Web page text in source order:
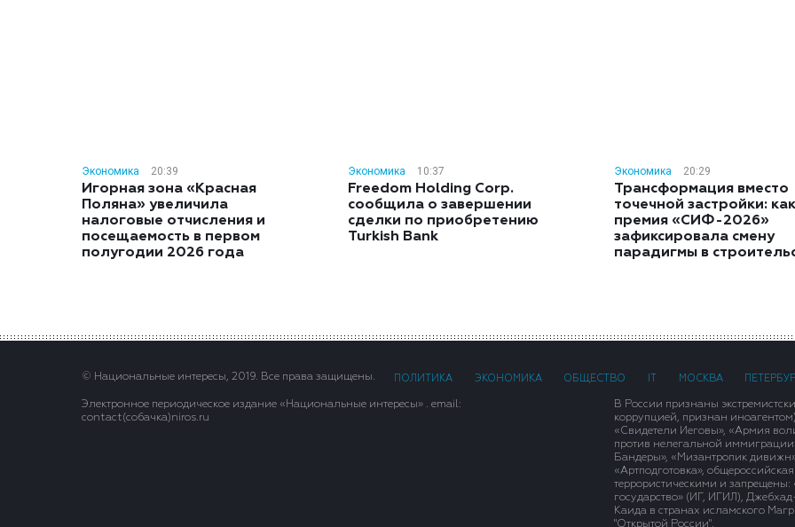
Экономика 20:39
Игорная зона «Красная
Поляна» увеличила
налоговые отчисления и
посещаемость в первом
полугодии 2026 года
Экономика 10:37
Freedom Holding Corp.
сообщила о завершении
сделки по приобретению
Turkish Bank
Экономика 20:29
Трансформация вместо
точечной застройки: как
премия «СИФ-2026»
зафиксировала смену
парадигмы в
© Национальные интересы, 2019. Все права защищены. ПОЛИТИКА ЭКОНОМИКА ОБЩЕСТВО МОСКВА
Электронное периодическое издание «Национальные интересы» . email:
contact(сoбaчка)niros.ru
В России признаны
коррупцией, признан
«Свидетели Иеговы», «Армия
против нелегальной
Бандеры», «Мизантропик
«Артподготовка»,
террористическими и
государство» (ИГ, ИГИЛ),
Каида в странах исламского
"Открытой России".